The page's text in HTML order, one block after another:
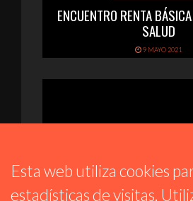
ENCUENTRO RENTA
SALUD
9 MAYO 2021
Esta web utiliza cookies
estadísticas de visitas.